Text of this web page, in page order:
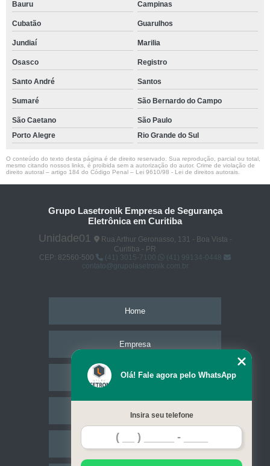
Bauru
Campinas
Cubatão Guarulhos
Jundiaí Marilia
Osasco Registro
Santo André Santos
Sumaré São Bernardo do Campo
São Caetano
São Paulo
Porto Alegre
Rio Grande do Sul
O conteúdo do texto desta página é de direito reservado. Sua reprodução, parcial ou total,
mesmo citando nossos links, é proibida sem a autorização do autor. Crime de violação de
direito autoral – artigo 184 do Código Penal – Lei 9610/98 - Lei de direitos autorais
Grupo Lasetronik Empresa de Segurança
Eletrônica em Curitiba
Unidade01
Rua Arthur Geronasso, 131 - Boa Vista -
Curitiba - PR
CEP: 82560-500
(41) 3015-7100
(41) 99134-0448
contato@grupolasetronik.com.br
Home
Empresa
Missão
Serviços
Contato
Olá! Fale agora pelo WhatsApp
Insira seu telefone